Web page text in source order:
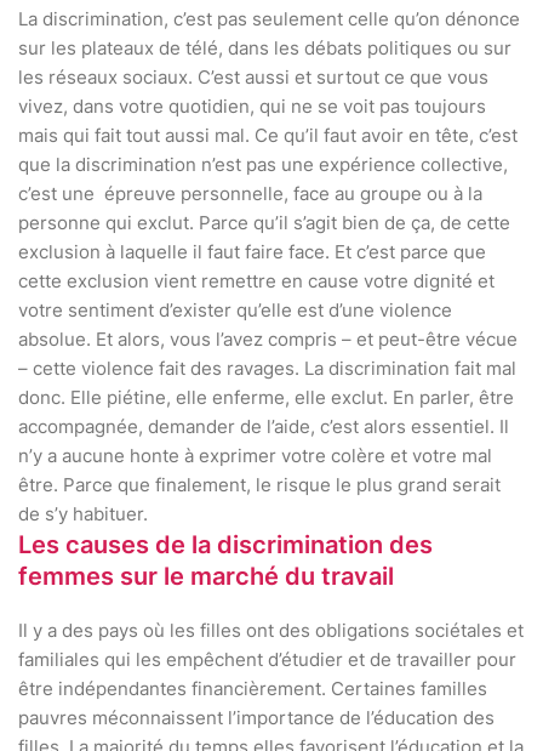
La discrimination, c’est pas seulement celle qu’on dénonce
sur les plateaux de télé, dans les débats politiques ou sur
les réseaux sociaux. C’est aussi et surtout ce que vous
vivez, dans votre quotidien, qui ne se voit pas toujours
mais qui fait tout aussi mal. Ce qu’il faut avoir en tête, c’est
que la discrimination n’est pas une expérience collective,
c’est une épreuve personnelle, face au groupe ou à la
personne qui exclut. Parce qu’il s’agit bien de ça, de cette
exclusion à laquelle il faut faire face. Et c’est parce que
cette exclusion vient remettre en cause votre dignité et
votre sentiment d’exister qu’elle est d’une violence
absolue. Et alors, vous l’avez compris – et peut-être vécue
– cette violence fait des ravages. La discrimination fait mal
donc. Elle piétine, elle enferme, elle exclut. En parler, être
accompagnée, demander de l’aide, c’est alors essentiel. Il
n’y a aucune honte à exprimer votre colère et votre mal
être. Parce que finalement, le risque le plus grand serait
de s’y habituer.
Les causes de la discrimination des
femmes sur le marché du travail
Il y a des pays où les filles ont des obligations sociétales et
familiales qui les empêchent d’étudier et de travailler pour
être indépendantes financièrement. Certaines familles
pauvres méconnaissent l’importance de l’éducation des
filles. La majorité du temps elles favorisent l’éducation et la